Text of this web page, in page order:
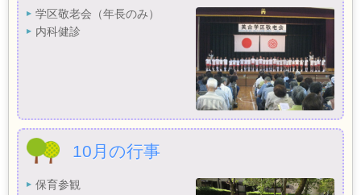
学区敬老会（年長のみ）
内科健診
10月の行事
保育参観